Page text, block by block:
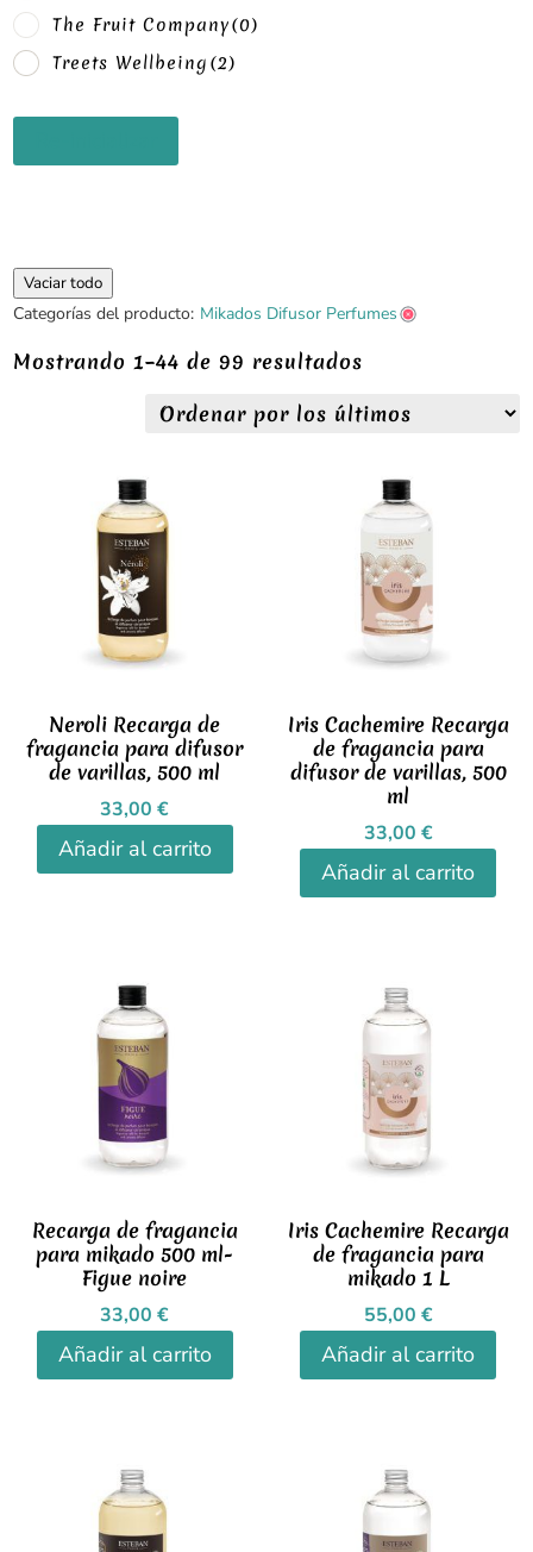
The Fruit Company(0)
Treets Wellbeing (2)
Vaciar todo
Categorías del producto: Mikados Difusor Perfumes
Mostrando 1–44 de 99 resultados
los
Neroli Recarga de
fragancia para difusor
de varillas, 500 ml
33,00€
Añadir al carrito
Iris Cachemire Recarga
de fragancia para
difusor de varillas, 500
ml
33,00 €
Añadir al carrito
Recarga de fragancia
para mikado 500 ml-
Figue noire
33,00€
Añadir al carrito
Iris Cachemire Recarga
de fragancia para
mikado 1 L
55,00 €
Añadir al carrito